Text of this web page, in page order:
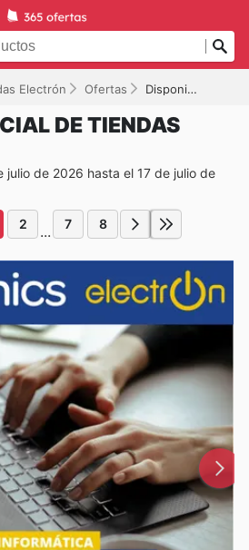
Electrón Ofertas Disponible hasta el 17/07/2026
DE TIENDAS
julio de 2026 hasta el 17 de julio de
2 ... 7 8